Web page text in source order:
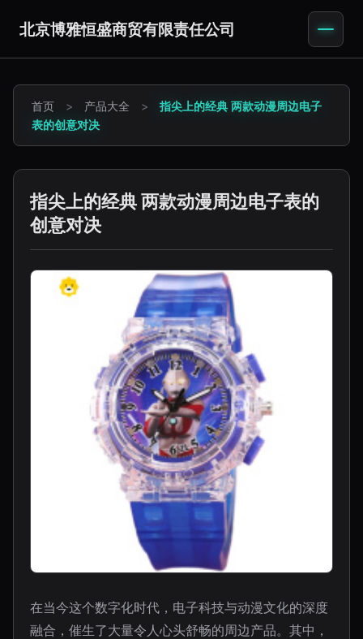
北京博雅恒盛商贸有限责任公司
首页 > 产品大全 >
指尖上的经典 两款动漫周边电子
表的创意对决
指尖上的经典 两款动漫周边电子表的
创意对决
在当今这个数字化时代，电子科技与动漫文化的深度
融合，催生了大量令人心头舒畅的周边产品。其中，